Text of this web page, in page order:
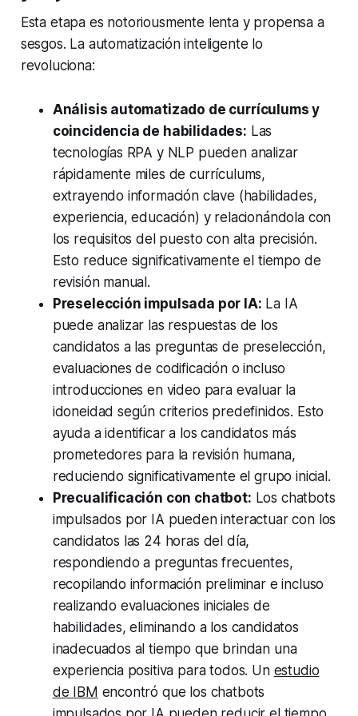
Esta etapa es notoriousmente lenta y propensa a
sesgos. La automatización inteligente lo
revoluciona:
Análisis automatizado de currículums y
coincidencia de habilidades: Las
tecnologías RPA y NLP pueden analizar
rápidamente miles de currículums,
extrayendo información clave (habilidades,
experiencia, educación) y relacionándola con
los requisitos del puesto con alta precisión.
Esto reduce significativamente el tiempo de
revisión manual.
Preselección impulsada por IA: La IA
puede analizar las respuestas de los
candidatos a las preguntas de preselección,
evaluaciones de codificación o incluso
introducciones en video para evaluar la
idoneidad según criterios predefinidos. Esto
ayuda a identificar a los candidatos más
prometedores para la revisión humana,
reduciendo significativamente el grupo inicial.
Precualificación con chatbot: Los chatbots
impulsados por IA pueden interactuar con los
candidatos las 24 horas del día,
respondiendo a preguntas frecuentes,
recopilando información preliminar e incluso
realizando evaluaciones iniciales de
habilidades, eliminando a los candidatos
inadecuados al tiempo que brindan una
experiencia positiva para todos. Un estudio
de IBM encontró que los chatbots